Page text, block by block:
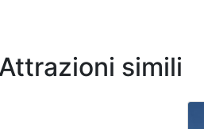
Attrazioni simili